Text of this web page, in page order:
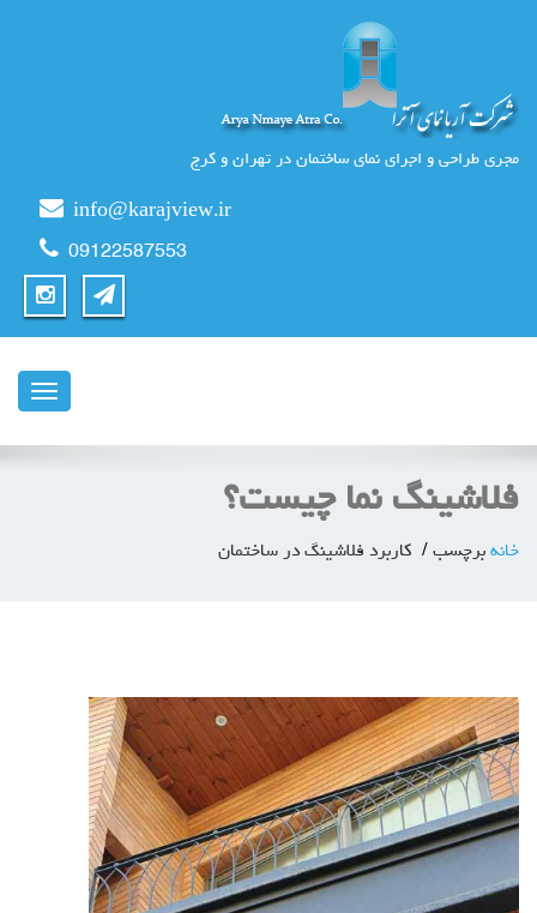
مجری طراحی و اجرای نمای ساختمان در تهران و کرج
info@karajview.ir
09122587553
ناوبری
فلاشینگ نما چیست؟
خانه برچسب کاربرد فلاشینگ در ساختمان